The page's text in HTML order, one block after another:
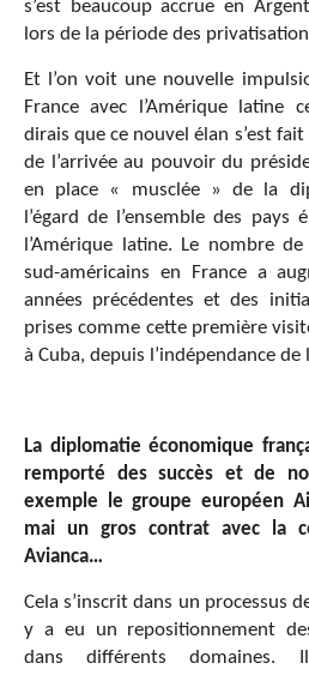
s’est beaucoup accrue en
lors de la période des
Et l’on voit une nouvelle
France avec l’Amérique latine
dirais que ce nouvel élan s’est
de l’arrivée au pouvoir du
en place « musclée » de la
l’égard de l’ensemble des pays
l’Amérique latine. Le nombre
sud-américains en France a
années précédentes et des
prises comme cette première
à Cuba, depuis l’indépendance de
La diplomatie économique
remporté des succès et de
exemple le groupe européen
mai un gros contrat avec la
Avianca…
Cela s’inscrit dans un processus
y a eu un repositionnement
dans différents domaines.